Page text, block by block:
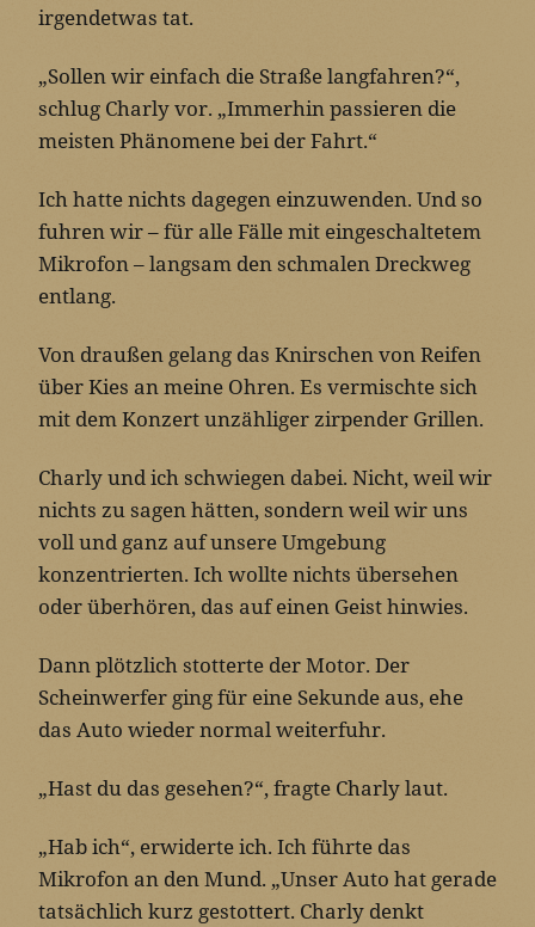
irgendetwas tat.
„Sollen wir einfach die Straße langfahren?“,
schlug Charly vor. „Immerhin passieren die
meisten Phänomene bei der Fahrt.“
Ich hatte nichts dagegen einzuwenden. Und so
fuhren wir – für alle Fälle mit eingeschaltetem
Mikrofon – langsam den schmalen Dreckweg
entlang.
Von draußen gelang das Knirschen von Reifen
über Kies an meine Ohren. Es vermischte sich
mit dem Konzert unzähliger zirpender Grillen.
Charly und ich schwiegen dabei. Nicht, weil wir
nichts zu sagen hätten, sondern weil wir uns
voll und ganz auf unsere Umgebung
konzentrierten. Ich wollte nichts übersehen
oder überhören, das auf einen Geist hinwies.
Dann plötzlich stotterte der Motor. Der
Scheinwerfer ging für eine Sekunde aus, ehe
das Auto wieder normal weiterfuhr.
„Hast du das gesehen?“, fragte Charly laut.
„Hab ich“, erwiderte ich. Ich führte das
Mikrofon an den Mund. „Unser Auto hat gerade
tatsächlich kurz gestottert. Charly denkt